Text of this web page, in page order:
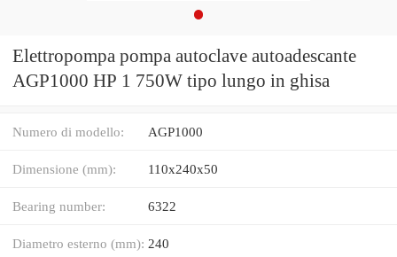
Elettropompa pompa autoclave autoadescante
AGP1000 HP 1 750W tipo lungo in ghisa
Numero di modello: AGP1000
Dimensione (mm): 110x240x50
Bearing number: 6322
Diametro esterno (mm): 240